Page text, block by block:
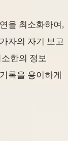
을 최소화하여,
자의 자기 보고
한의 정보
록을 용이하게